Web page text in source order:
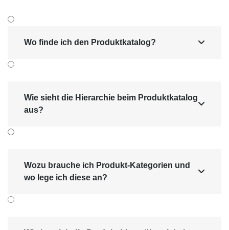
Wo finde ich den Produktkatalog? 
Wie sieht die Hierarchie beim Produktkatalog
aus?

Wozu brauche ich Produkt-Kategorien und
wo lege ich diese an?
